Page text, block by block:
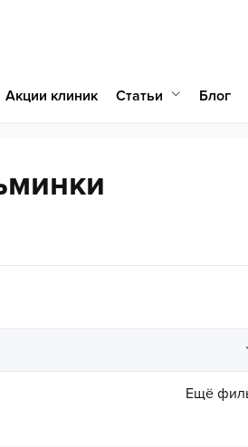
Акции клиник Статьи Блог
Ещё